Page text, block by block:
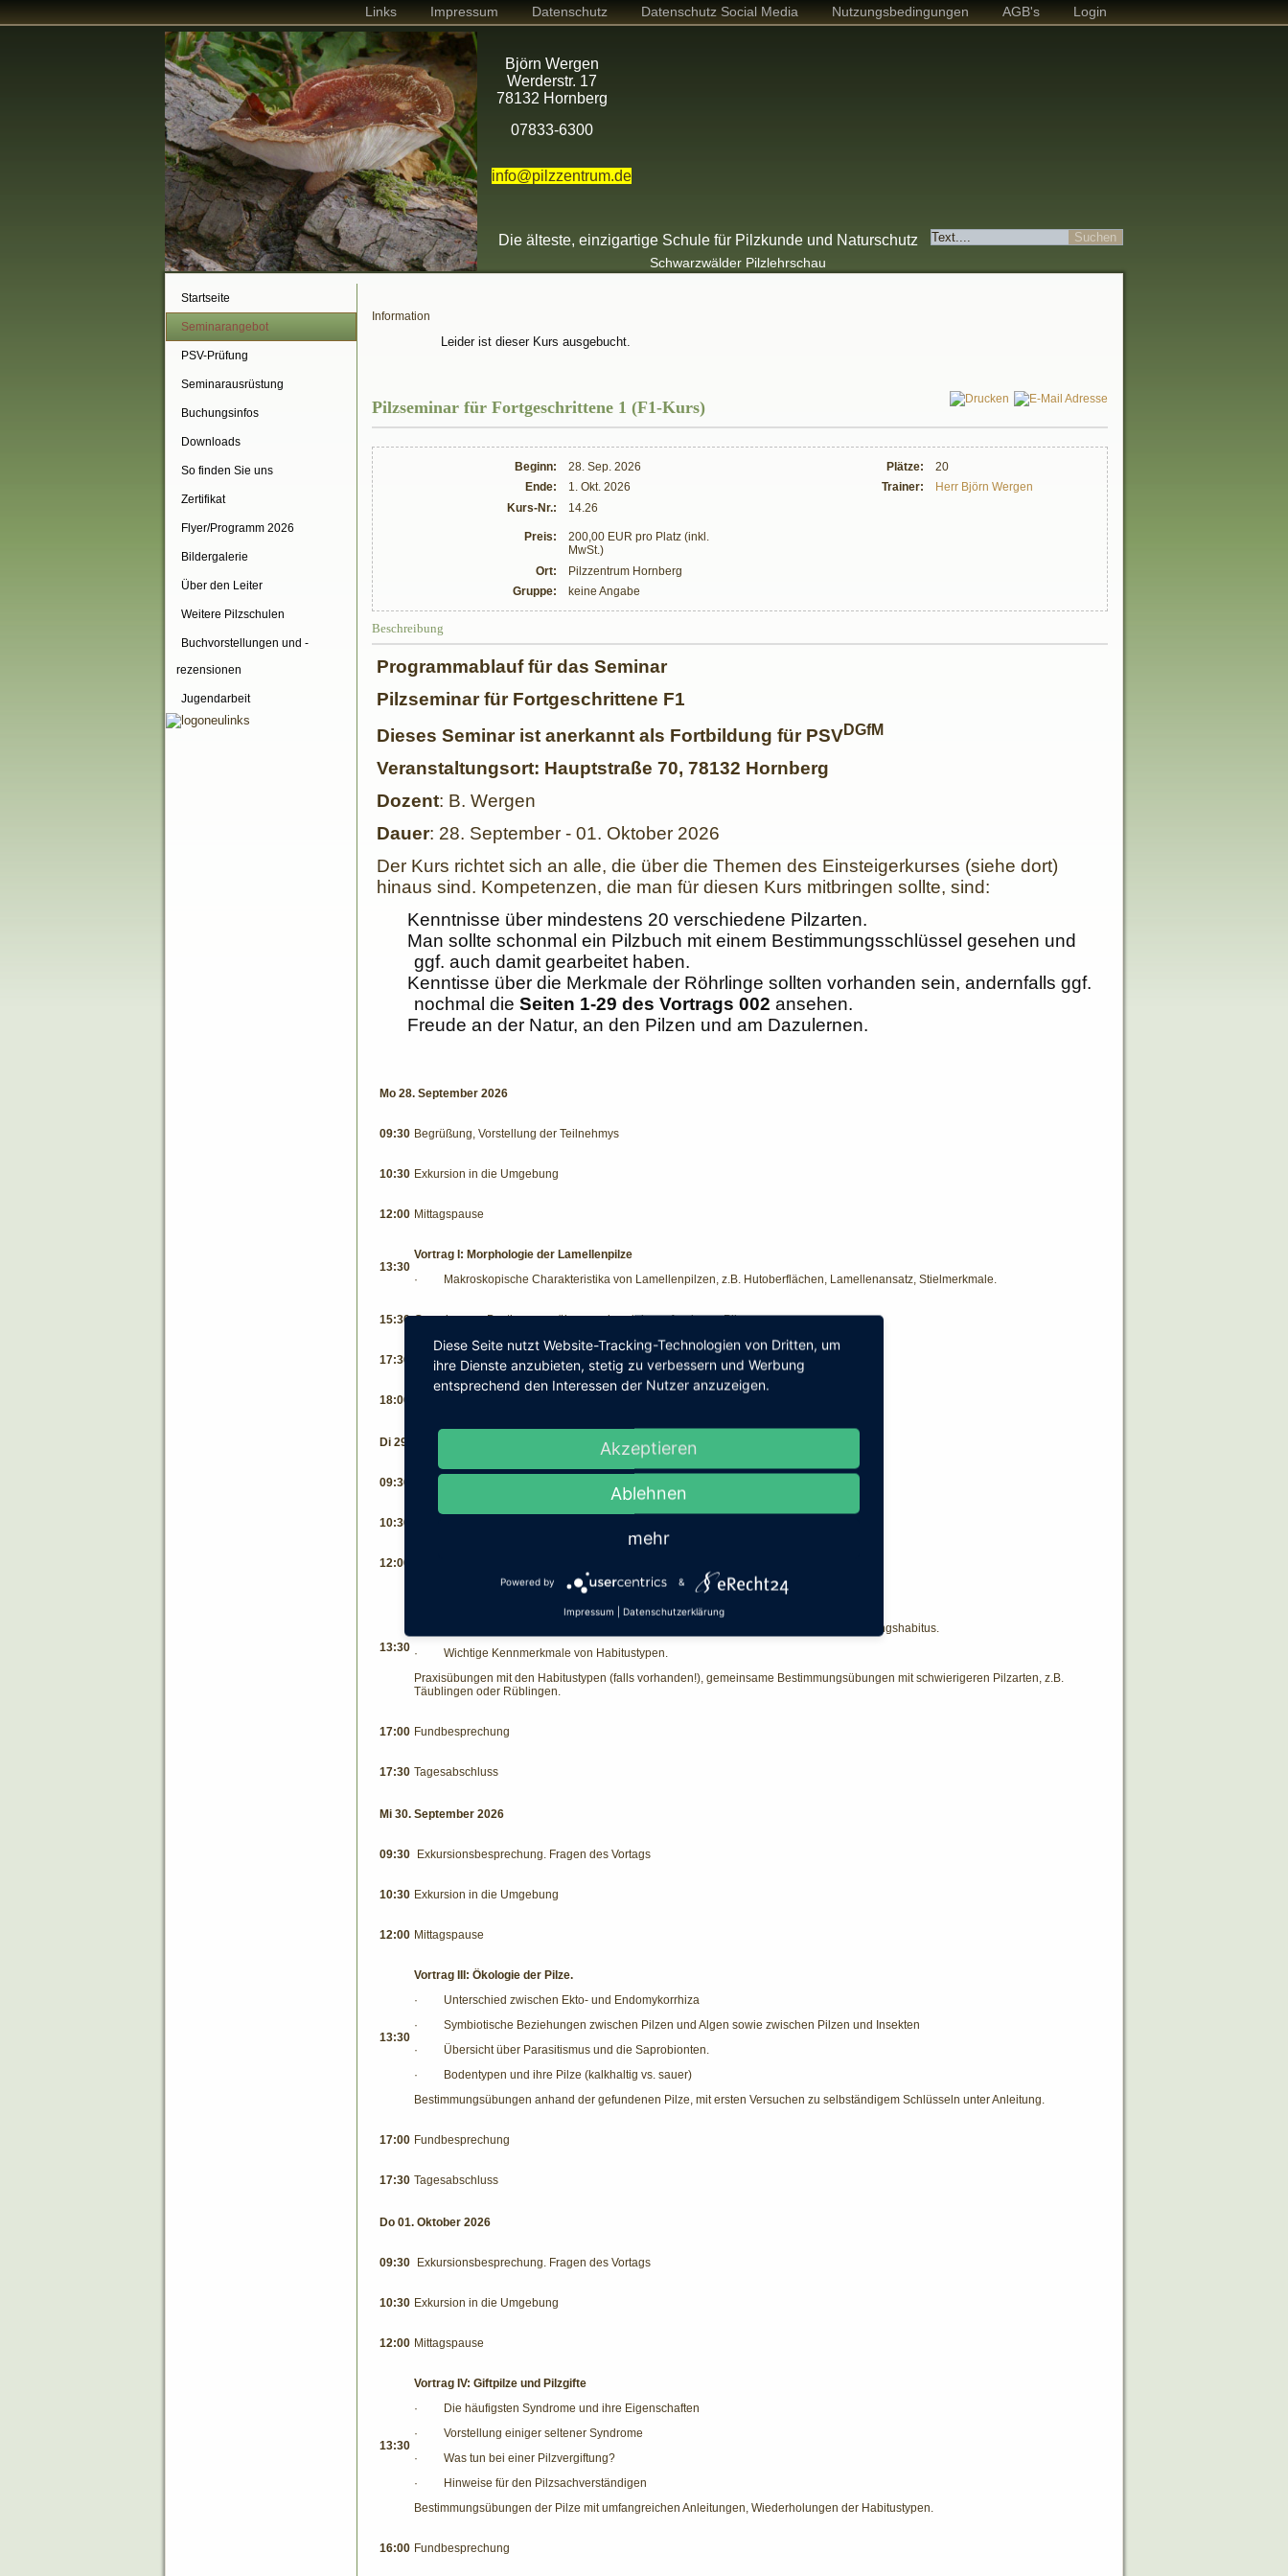
Links Impressum Datenschutz Datenschutz Social Media Nutzungsbedingungen AGB's Login
Schwarzwälder Pilzlehrschau
Die älteste, einzigartige Schule für Pilzkunde und Naturschutz
Björn Wergen
Werderstr. 17
78132 Hornberg
07833-6300
info@pilzzentrum.de
Startseite
Seminarangebot
PSV-Prüfung
Seminarausrüstung
Buchungsinfos
Downloads
So finden Sie uns
Zertifikat
Flyer/Programm 2026
Bildergalerie
Über den Leiter
Weitere Pilzschulen
Buchvorstellungen und -
rezensionen
Jugendarbeit
Information
Leider ist dieser Kurs ausgebucht.
Pilzseminar für Fortgeschrittene 1 (F1-Kurs)
Beginn:
28. Sep. 2026
Ende:
1. Okt. 2026
Kurs-Nr.:
14.26
Preis:
200,00 EUR pro Platz (inkl.
MwSt.)
Ort:
Pilzzentrum Hornberg
Gruppe:
keine Angabe
Plätze:
20
Trainer:
Herr Björn Wergen
Beschreibung
Programmablauf für das Seminar
Pilzseminar für Fortgeschrittene F1
Dieses Seminar ist anerkannt als Fortbildung für PSVDGfM
Veranstaltungsort: Hauptstraße 70, 78132 Hornberg
Dozent: B. Wergen
Dauer: 28. September - 01. Oktober 2026
Der Kurs richtet sich an alle, die über die Themen des Einsteigerkurses (siehe dort)
hinaus sind. Kompetenzen, die man für diesen Kurs mitbringen sollte, sind:
Kenntnisse über mindestens 20 verschiedene Pilzarten.
Man sollte schonmal ein Pilzbuch mit einem Bestimmungsschlüssel gesehen und
ggf. auch damit gearbeitet haben.
Kenntisse über die Merkmale der Röhrlinge sollten vorhanden sein, andernfalls ggf.
nochmal die Seiten 1-29 des Vortrags 002 ansehen.
Freude an der Natur, an den Pilzen und am Dazulernen.
Mo 28. September 2026
09:30 Begrüßung, Vorstellung der Teilnehmys
10:30 Exkursion in die Umgebung
12:00 Mittagspause
13:30
Vortrag I: Morphologie der Lamellenpilze
· Makroskopische Charakteristika von Lamellenpilzen, z.B. Hutoberflächen, Lamellenansatz, Stielmerkmale.
15:30 Gemeinsame Bestimmungsübung anhand der gefundenen Pilze.
17:30 Fundbesprechung
18:00
Di 29. September 2026
09:30 Exkursionsbesprechung
10:30
12:00
13:30
Vortrag II: Einführung in die Habitustypen.
Helmlingshabitus, Rüblingshabitus, Risspilzhabitus, Trichterlingshabitus und Ritterlingshabitus.
· Wichtige Kennmerkmale von Habitustypen.
Praxisübungen mit den Habitustypen (falls vorhanden!), gemeinsame Bestimmungsübungen mit schwierigeren Pilzarten, z.B.
Täublingen oder Rüblingen.
17:00 Fundbesprechung
17:30 Tagesabschluss
Mi 30. September 2026
09:30 Exkursionsbesprechung. Fragen des Vortags
10:30 Exkursion in die Umgebung
12:00 Mittagspause
13:30
Vortrag III: Ökologie der Pilze.
· Unterschied zwischen Ekto- und Endomykorrhiza
· Symbiotische Beziehungen zwischen Pilzen und Algen sowie zwischen Pilzen und Insekten
· Übersicht über Parasitismus und die Saprobionten.
· Bodentypen und ihre Pilze (kalkhaltig vs. sauer)
Bestimmungsübungen anhand der gefundenen Pilze, mit ersten Versuchen zu selbständigem Schlüsseln unter Anleitung.
17:00 Fundbesprechung
17:30 Tagesabschluss
Do 01. Oktober 2026
09:30 Exkursionsbesprechung. Fragen des Vortags
10:30 Exkursion in die Umgebung
12:00 Mittagspause
13:30
Vortrag IV: Giftpilze und Pilzgifte
· Die häufigsten Syndrome und ihre Eigenschaften
· Vorstellung einiger seltener Syndrome
· Was tun bei einer Pilzvergiftung?
· Hinweise für den Pilzsachverständigen
Bestimmungsübungen der Pilze mit umfangreichen Anleitungen, Wiederholungen der Habitustypen.
16:00 Fundbesprechung
Diese Seite nutzt Website-Tracking-Technologien von Dritten, um
ihre Dienste anzubieten, stetig zu verbessern und Werbung
entsprechend den Interessen der Nutzer anzuzeigen.
Akzeptieren
Ablehnen
mehr
Powered by &
Impressum Datenschutzerklärung